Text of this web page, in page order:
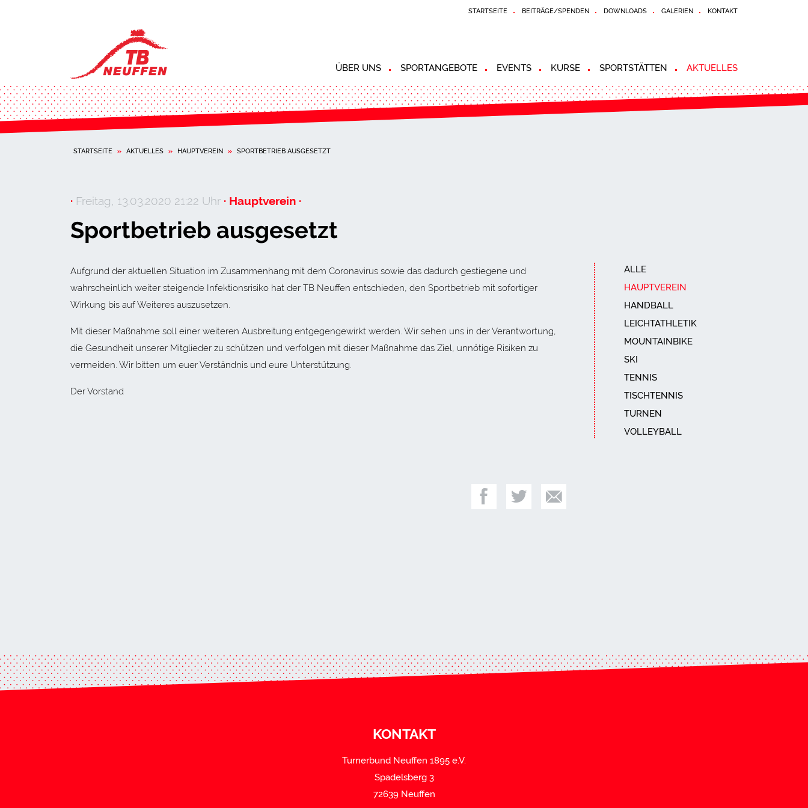
STARTSEITE BEITRÄGE/SPENDEN DOWNLOADS GALERIEN KONTAKT
ÜBER UNS SPORTANGEBOTE EVENTS KURSE SPORTSTÄTTEN AKTUELLES
STARTSEITE » AKTUELLES » HAUPTVEREIN » SPORTBETRIEB AUSGESETZT
· Freitag, 13.03.2020 21:22 Uhr · Hauptverein ·
Sportbetrieb ausgesetzt
Aufgrund der aktuellen Situation im Zusammenhang mit dem Coronavirus sowie das dadurch gestiegene und
wahrscheinlich weiter steigende Infektionsrisiko hat der TB Neuffen entschieden, den Sportbetrieb mit sofortiger
Wirkung bis auf Weiteres auszusetzen.
Mit dieser Maßnahme soll einer weiteren Ausbreitung entgegengewirkt werden. Wir sehen uns in der Verantwortung,
die Gesundheit unserer Mitglieder zu schützen und verfolgen mit dieser Maßnahme das Ziel, unnötige Risiken zu
vermeiden. Wir bitten um euer Verständnis und eure Unterstützung.
Der Vorstand
ALLE
HAUPTVEREIN
HANDBALL
LEICHTATHLETIK
MOUNTAINBIKE
SKI
TENNIS
TISCHTENNIS
TURNEN
VOLLEYBALL
KONTAKT
Turnerbund Neuffen 1895 e.V.
Spadelsberg 3
72639 Neuffen